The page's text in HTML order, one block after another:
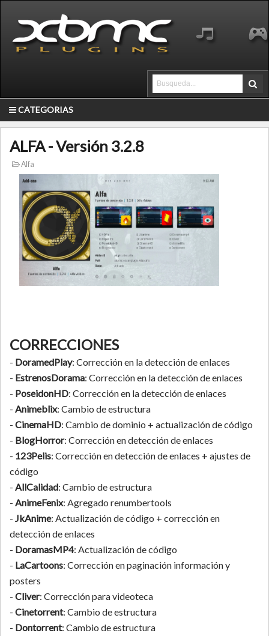
CATEGORIAS
ALFA - Versión 3.2.8
Alfa
CORRECCIONES
- DoramedPlay: Corrección en la detección de enlaces
- EstrenosDorama: Corrección en la detección de enlaces
- PoseidonHD: Corrección en la detección de enlaces
- Animeblix: Cambio de estructura
- CinemaHD: Cambio de dominio + actualización de código
- BlogHorror: Corrección en detección de enlaces
- 123Pelis: Corrección en detección de enlaces + ajustes de
código
- AllCalidad: Cambio de estructura
- AnimeFenix: Agregado renumbertools
- JkAnime: Actualización de código + corrección en
detección de enlaces
- DoramasMP4: Actualización de código
- LaCartoons: Corrección en paginación información y
posters
- Cliver: Corrección para videoteca
- Cinetorrent: Cambio de estructura
- Dontorrent: Cambio de estructura